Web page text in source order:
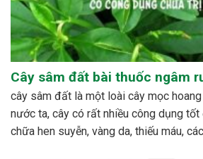
Cây sâm đất bài thuốc ngâm
cây sâm đất là một loài cây mọc
nước ta, cây có rất nhiều công dụng
chữa hen suyễn, vàng da, thiếu máu,